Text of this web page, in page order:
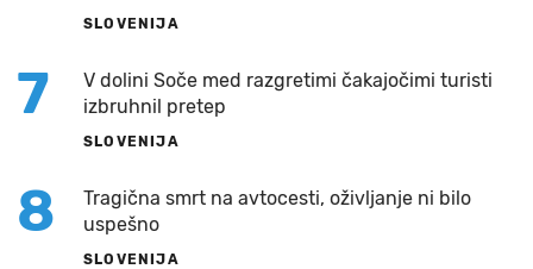
SLOVENIJA
7
V dolini Soče med razgretimi čakajočimi turisti
izbruhnil pretep
SLOVENIJA
8
Tragična smrt na avtocesti, oživljanje ni bilo
uspešno
SLOVENIJA